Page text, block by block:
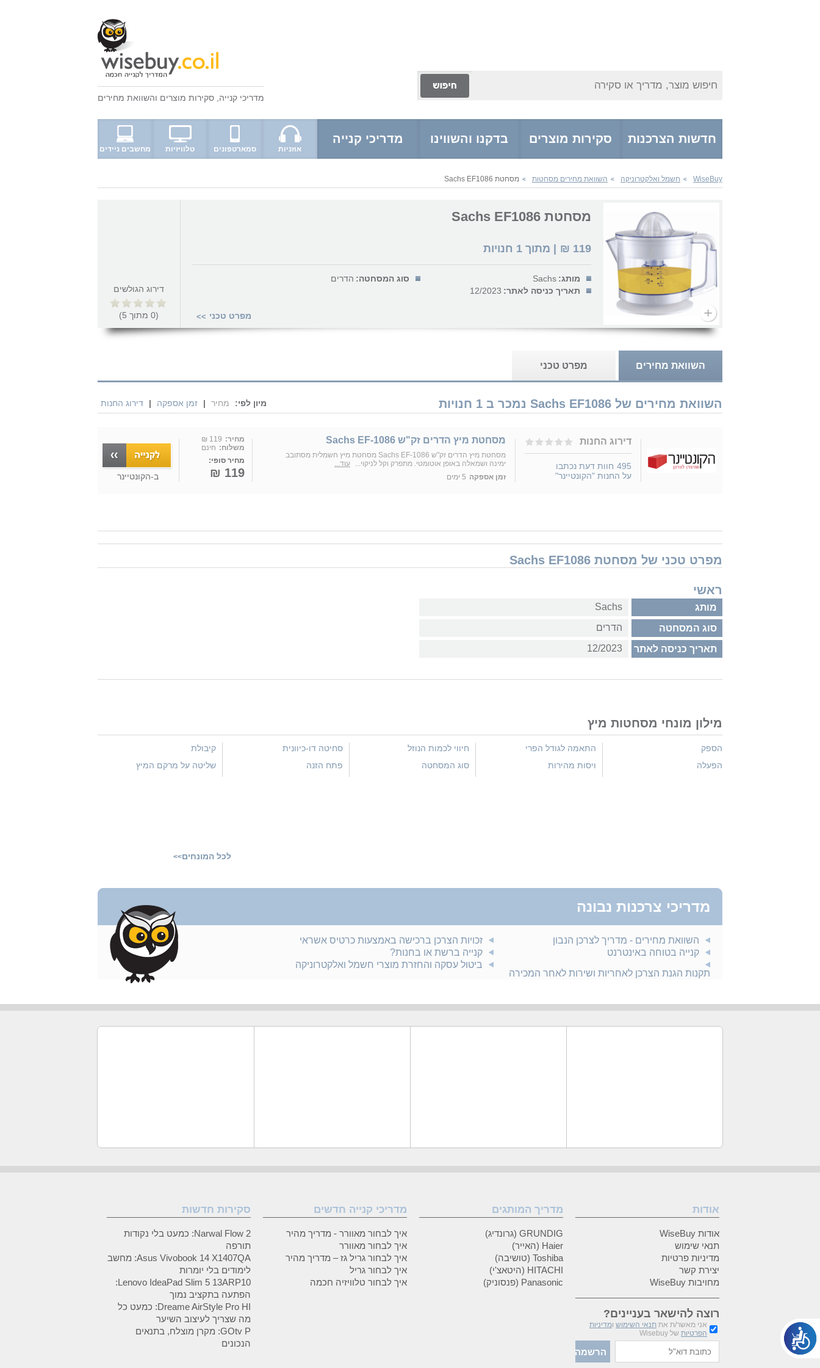
חיפוש מוצר, מדריך או סקירה
מדריכי קנייה סקירות מוצרים והשוואת מחירים
חדשות הצרכנות סקירות מוצרים בדקנו והשווינו מדריכי קנייה
אוזניות סמארטפונים טלוויזיות מחשבים ניידים
WiseBuy
> חשמל ואלקטרוניקה > השוואת מחירים מסחטות > מסחטת Sachs EF1086
מסחטת Sachs EF1086
119
₪ | מתוך 1 חנויות
מותג: Sachs סוג המסחטה: הדרים
תאריך כניסה לאתר: 12/2023
מפרט טכני >>
דירוג הגולשים
(
0 מתוך 5
)
השוואת מחירים מפרט טכני
השוואת מחירים של Sachs EF1086 נמכר ב 1 חנויות מיון לפי: מחיר | זמן אספקה | דירוג החנות
דירוג החנות
495 חוות דעת נכתבו
על החנות "הקונטיינר"
מסחטת מיץ הדרים זק"ש Sachs EF-1086
מסחטת מיץ הדרים זק"ש Sachs EF-1086 מסחטת מיץ חשמלית מסתובב
ימינה ושמאלה באופן אוטומטי. מתפרק וקל לניקוי...
עוד...
זמן אספקה 5 ימים
מחיר: 119 ₪
משלוח: חינם
מחיר סופי:
119 ₪ ב-הקונטיינר
מפרט טכני של מסחטת Sachs EF1086
ראשי
מותג Sachs
סוג המסחטה הדרים
תאריך כניסה לאתר 12/2023
מילון מונחי מסחטות מיץ
הספק
הפעלה
התאמה לגודל הפרי
ויסות מהירות
חיווי לכמות הנוזל
סוג המסחטה
סחיטה דו-כיוונית
פתח הזנה
קיבולת
שליטה על מרקם המיץ
לכל המונחים>>
מדריכי צרכנות נבונה
השוואת מחירים - מדריך לצרכן הנבון
קנייה בטוחה באינטרנט
תקנות הגנת הצרכן לאחריות ושירות לאחר המכירה
זכויות הצרכן ברכישה באמצעות כרטיס אשראי
קנייה ברשת או בחנות?
ביטול עסקה והחזרת מוצרי חשמל ואלקטרוניקה
אודות
אודות WiseBuy
תנאי שימוש
מדיניות פרטיות
יצירת קשר
מחויבות WiseBuy
רוצה להישאר בעניינים?
אני מאשר/ת את תנאי השימוש ומדיניות
הפרטיות של Wisebuy
מדריך המותגים
GRUNDIG (גרונדיג)
Haier (האייר)
Toshiba (טושיבה)
HITACHI (היטאצ'י)
Panasonic (פנסוניק)
מדריכי קנייה חדשים
איך לבחור מאוורר - מדריך מהיר
איך לבחור מאוורר
איך לבחור גריל גז – מדריך מהיר
איך לבחור גריל
איך לבחור טלוויזיה חכמה
סקירות חדשות
Narwal Flow 2: כמעט בלי נקודות
תורפה
Asus Vivobook 14 X1407QA: מחשב
לימודים בלי יומרות
Lenovo IdeaPad Slim 5 13ARP10:
הפתעה בתקציב נמוך
Dreame AirStyle Pro HI: כמעט כל
מה שצריך לעיצוב השיער
GOtv P: מקרן מוצלח, בתנאים
הנכונים